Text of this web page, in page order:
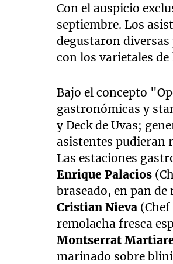
Con el auspicio
septiembre. Los
degustaron
con los varietales
Bajo el concepto
gastronómicas y
y Deck de Uvas;
asistentes pudieran
Las estaciones
Enrique Palacios
braseado, en pan
Cristian Nieva
remolacha fresca
Montserrat
marinado sobre